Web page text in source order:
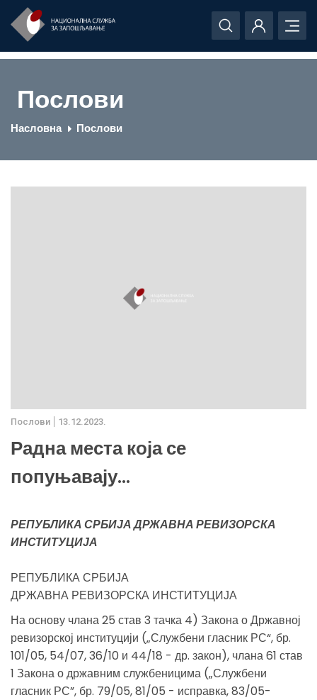
Послови
Насловна Послови
Послови 13.12.2023.
Радна места која се
попуњавају...
РЕПУБЛИКА СРБИЈА ДРЖАВНА РЕВИЗОРСКА
ИНСТИТУЦИЈА
РЕПУБЛИКА СРБИЈА
ДРЖАВНА РЕВИЗОРСКА ИНСТИТУЦИЈА
На основу члана 25 став 3 тачка 4) Закона о Државној
ревизорској институцији („Службени гласник РС“, бр.
101/05, 54/07, 36/10 и 44/18 - др. закон), члана 61 став
1 Закона о државним службеницима („Службени
гласник РС”, бр. 79/05, 81/05 - исправка, 83/05-